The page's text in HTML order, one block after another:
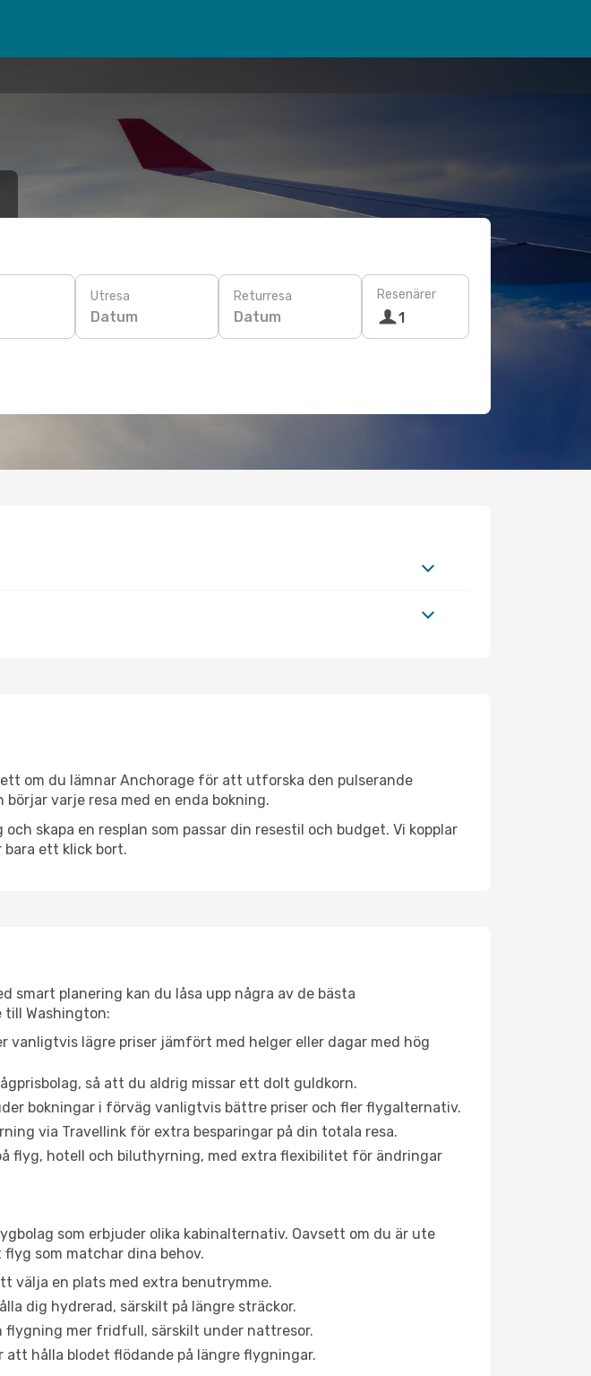
Utresa
Datum
Returresa
Datum
Resenärer
1
om du lämnar Anchorage för att utforska den pulserande
varje resa med en enda bokning.
skapa en resplan som passar din resestil och budget. Vi kopplar
ett klick bort.
smart planering kan du låsa upp några av de bästa
Washington:
vanligtvis lägre priser jämfört med helger eller dagar med hög
så att du aldrig missar ett dolt guldkorn.
bokningar i förväg vanligtvis bättre priser och fler flygalternativ.
via Travellink för extra besparingar på din totala resa.
flyg, hotell och biluthyrning, med extra flexibilitet för ändringar
som erbjuder olika kabinalternativ. Oavsett om du är ute
som matchar dina behov.
välja en plats med extra benutrymme.
dig hydrerad, särskilt på längre sträckor.
flygning mer fridfull, särskilt under nattresor.
hålla blodet flödande på längre flygningar.